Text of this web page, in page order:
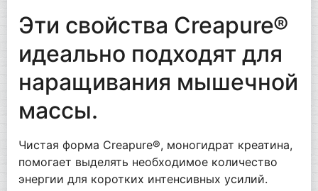
Эти свойства Creapure®
идеально подходят для
наращивания мышечной
массы.
Чистая форма Creapure®, моногидрат креатина,
помогает выделять необходимое количество
энергии для коротких интенсивных усилий.